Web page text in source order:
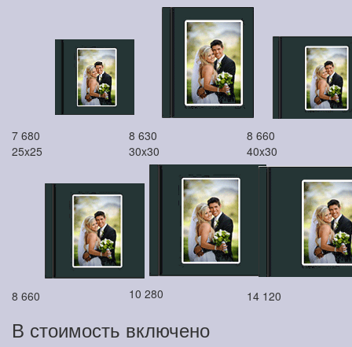
7 680 8 630
8 660
25x25
8 660
30x30
10 280
40x30
14 120
В стоимость включено